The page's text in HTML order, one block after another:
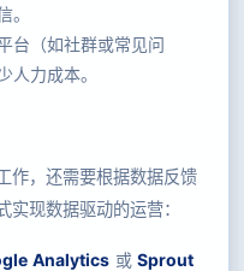
台（如社群或常见问
人力成本。
作，还需要根据数据反馈
现数据驱动的运营：
Analytics或Sprout